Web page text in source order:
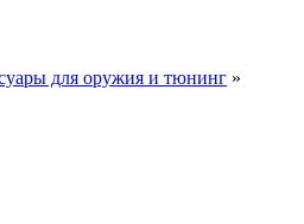
для оружия и тюнинг »